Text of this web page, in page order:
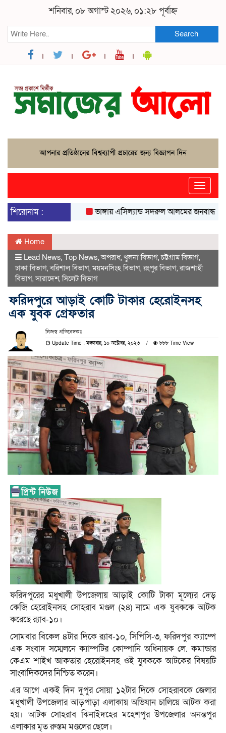
শনিবার, ০৮ অগাস্ট ২০২৬, ০১:২৮ পূর্বাহ্ন
Search
Toggle
শিরোনাম :
ভাঙ্গায় এসিল্যান্ড সদরুল আলমের জনবান্ধব
Home
Lead News, Top News,অপরাধ, খুলনা বিভাগ,চট্টগ্রাম বিভাগ,
ঢাকা বিভাগ,বরিশাল বিভাগ,ময়মনসিংহ বিভাগ,রংপুর বিভাগ,রাজশাহী
বিভাগ,সারাদেশ,সিলেট বিভাগ
ফরিদপুরে আড়াই কোটি টাকার হেরোইনসহ
এক যুবক গ্রেফতার
নিজস্ব প্রতিবেদকঃ
Update Time : মঙ্গলবার, ১০ অক্টোবর, ২০২৩ ৮৮৮ Time View
ফরিদপুরের মধুখালী উপজেলায় আড়াই কোটি টাকা মূল্যের দেড়
কেজি হেরোইনসহ সোহরাব মণ্ডল (২৪) নামে এক যুবককে আটক
করেছে র‍্যাব-১০।
সোমবার বিকেল ৪টার দিকে র‍্যাব-১০, সিপিসি-৩, ফরিদপুর ক্যাম্পে
এক সংবাদ সম্মেলনে ক্যাম্পটির কোম্পানি অধিনায়ক লে. কমান্ডার
কেএম শাইখ আকতার হেরোইনসহ ওই যুবককে আটকের বিষয়টি
সাংবাদিকদের নিশ্চিত করেন।
এর আগে একই দিন দুপুর সোয়া ১২টার দিকে সোহরাবকে জেলার
মধুখালী উপজেলার আড়পাড়া এলাকায় অভিযান চালিয়ে আটক করা
হয়। আটক সোহরাব ঝিনাইদহের মহেশপুর উপজেলার অনন্তপুর
এলাকার মৃত রুস্তম মণ্ডলের ছেলে।